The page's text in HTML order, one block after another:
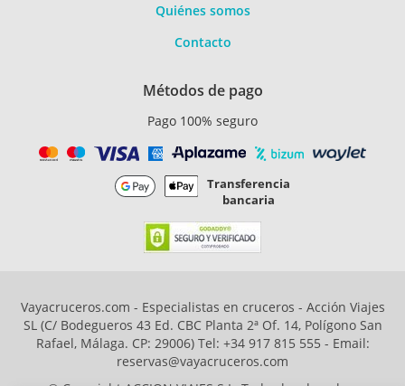
Quiénes somos
Contacto
Métodos de pago
Pago 100% seguro
Transferencia
bancaria
Vayacruceros.com - Especialistas en cruceros - Acción Viajes
SL (C/ Bodegueros 43 Ed. CBC Planta 2ª Of. 14, Polígono San
Rafael, Málaga. CP: 29006) Tel: +34 917 815 555 - Email:
reservas@vayacruceros.com